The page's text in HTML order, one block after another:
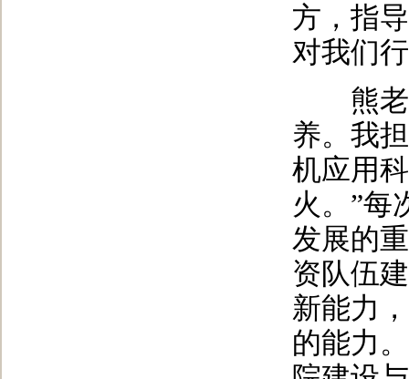
方，指
对我们
熊老
养。我
机应用
火。”每
发展的
资队伍
新能力
的能力